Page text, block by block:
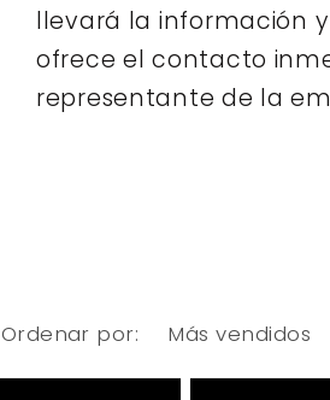
llevará la información
ofrece el contacto
representante de la
Ordenar por: